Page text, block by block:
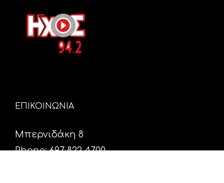
ΕΠΙΚΟΙΝΩΝΙΑ
Μπερνιδάκη 8
Phone: 697 822 4700